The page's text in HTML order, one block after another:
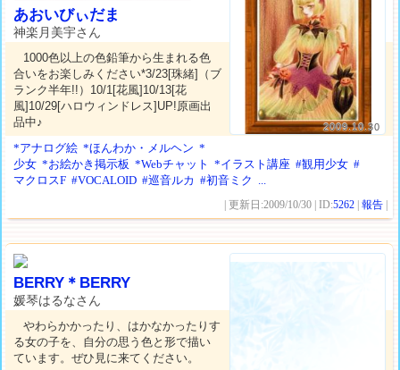
2009.10.30
あおいびぃだま
神楽月美宇さん
1000色以上の色鉛筆から生まれる色
合いをお楽しみください*3/23[珠緒]（ブ
ランク半年!!）10/1[花風]10/13[花
風]10/29[ハロウィンドレス]UP!原画出
品中♪
*アナログ絵 *ほんわか・メルヘン *
少女 *お絵かき掲示板 *Webチャット *イラスト講座 #観用少女 #
マクロスF #VOCALOID #巡音ルカ #初音ミク ...
| 更新日:2009/10/30 | ID:5262 |報告
BERRY＊BERRY
媛琴はるなさん
やわらかかったり、はかなかったりす
る女の子を、自分の思う色と形で描い
ています。ぜひ見に来てください。